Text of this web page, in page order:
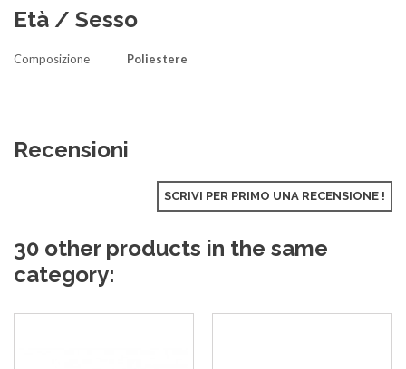
Età / Sesso
Composizione Poliestere
Recensioni
SCRIVI PER PRIMO UNA RECENSIONE !
30 other products in the same
category: